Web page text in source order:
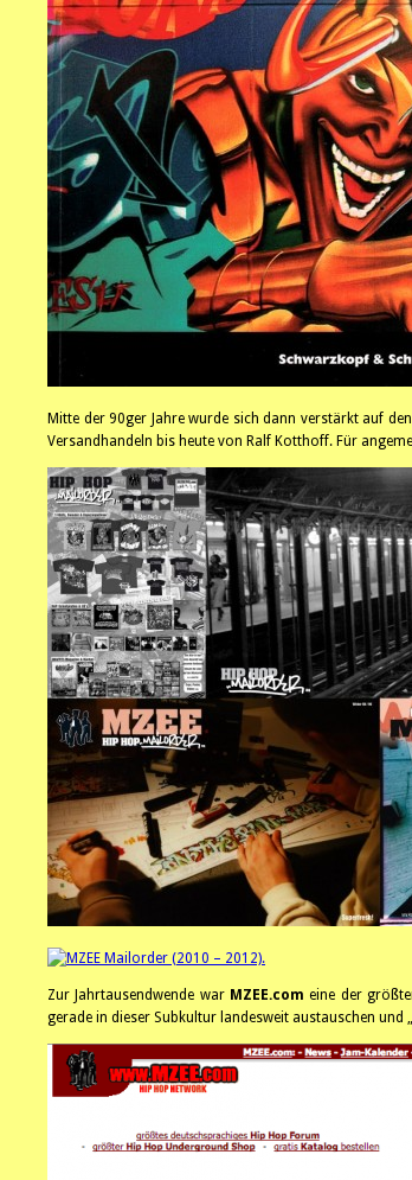
Mitte der 90ger Jahre wurde sich dann verstärkt auf den
Versandhandeln bis heute von Ralf Kotthoff. Für
Zur Jahrtausendwende war MZEE.com eine der
gerade in dieser Subkultur landesweit austauschen und